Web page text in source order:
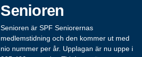
Senioren
Senioren är SPF Seniorernas
medlemstidning och den kommer ut med
nio nummer per år. Upplagan är nu uppe i